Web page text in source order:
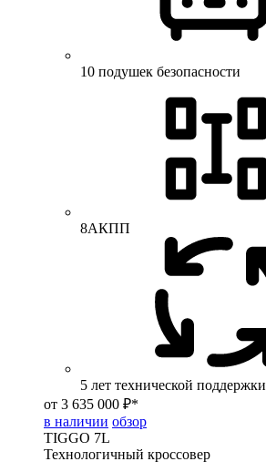
10 подушек безопасности
8АКПП
5 лет технической поддержки
от 3 635 000 ₽*
в наличии обзор
TIGGO 7L
Технологичный кроссовер